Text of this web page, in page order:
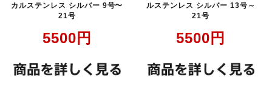
カルステンレス シルバー 9号〜
21号
5500 円
ルステンレス シルバー 13号～
21号
5500 円